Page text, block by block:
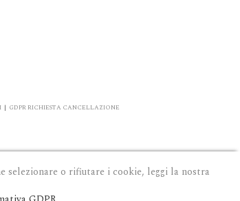
| GDPR RICHIESTA CANCELLAZIONE
selezionare o rifiutare i cookie, leggi la nostra